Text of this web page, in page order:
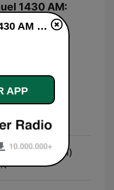
1430 AM:
AM
(adoración)
Radio Emanuel 1430 AM en vivo
APP